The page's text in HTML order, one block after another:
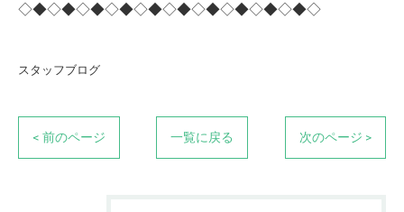
◇◆◇◆◇◆◇◆◇◆◇◆◇◆◇◆◇◆◇◆◇
スタッフブログ
< 前のページ 一覧に戻る 次のページ >